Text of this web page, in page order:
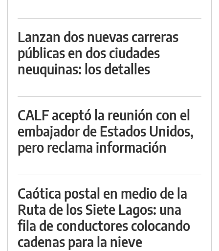
Lanzan dos nuevas carreras
públicas en dos ciudades
neuquinas: los detalles
CALF aceptó la reunión con el
embajador de Estados Unidos,
pero reclama información
Caótica postal en medio de la
Ruta de los Siete Lagos: una
fila de conductores colocando
cadenas para la nieve